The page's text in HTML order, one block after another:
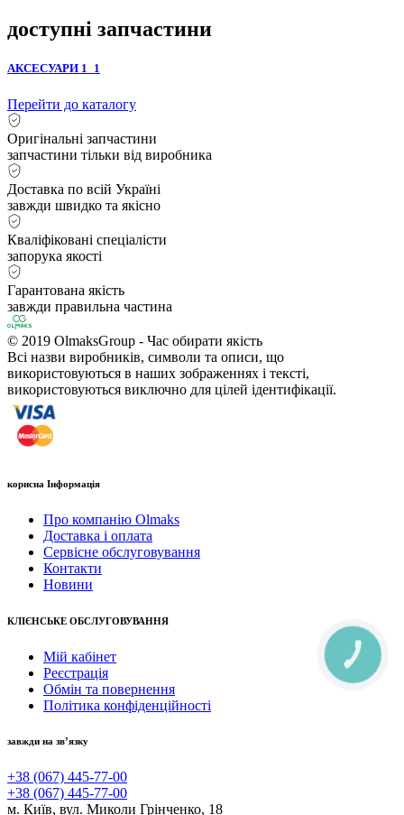
доступні запчастини
АКСЕСУАРИ 1_1
Перейти до каталогу
Оригінальні запчастини
запчастини тільки від виробника
Доставка по всій Україні
завжди швидко та якісно
Кваліфіковані спеціалісти
запорука якості
Гарантована якість
завжди правильна частина
© 2019 OlmaksGroup - Час обирати якість
Всі назви виробників, символи та описи, що
використовуються в наших зображеннях і тексті,
використовуються виключно для цілей ідентифікації.
корисна Інформація
Про компанію Olmaks
Доставка і оплата
Сервісне обслуговування
Контакти
Новини
КЛІЄНСЬКЕ ОБСЛУГОВУВАННЯ
Мій кабінет
Реєстрація
Обмін та повернення
Політика конфіденційності
завжди на зв’язку
+38 (067) 445-77-00
+38 (067) 445-77-00
м. Київ, вул. Миколи Грінченко, 18
КНОПКА
ЗВ'ЯЗКУ